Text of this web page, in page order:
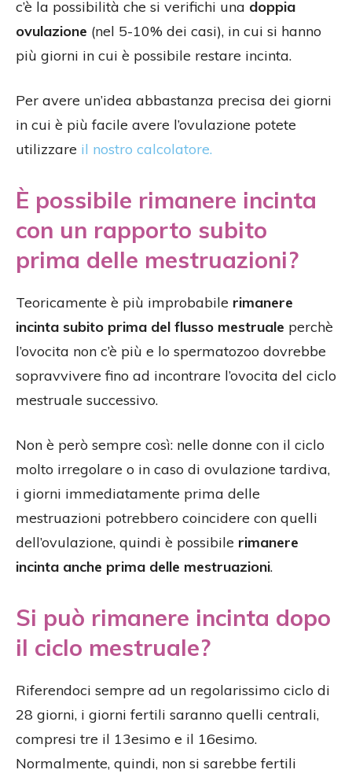
c’è la possibilità che si verifichi una doppia
ovulazione (nel 5-10% dei casi), in cui si hanno
più giorni in cui è possibile restare incinta.
Per avere un’idea abbastanza precisa dei giorni
in cui è più facile avere l’ovulazione potete
utilizzare il nostro calcolatore.
È possibile rimanere incinta
con un rapporto subito
prima delle mestruazioni?
Teoricamente è più improbabile rimanere
incinta subito prima del flusso mestruale perchè
l’ovocita non c’è più e lo spermatozoo dovrebbe
sopravvivere fino ad incontrare l’ovocita del ciclo
mestruale successivo.
Non è però sempre così: nelle donne con il ciclo
molto irregolare o in caso di ovulazione tardiva,
i giorni immediatamente prima delle
mestruazioni potrebbero coincidere con quelli
dell’ovulazione, quindi è possibile rimanere
incinta anche prima delle mestruazioni.
Si può rimanere incinta dopo
il ciclo mestruale?
Riferendoci sempre ad un regolarissimo ciclo di
28 giorni, i giorni fertili saranno quelli centrali,
compresi tre il 13esimo e il 16esimo.
Normalmente, quindi, non si sarebbe fertili